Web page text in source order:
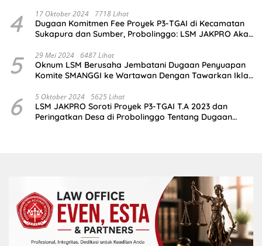
4 17 Oktober 2024 7718 Lihat
Dugaan Komitmen Fee Proyek P3-TGAI di Kecamatan
Sukapura dan Sumber, Probolinggo: LSM JAKPRO Akan
5 29 Mei 2024 6487 Lihat
Oknum LSM Berusaha Jembatani Dugaan Penyuapan
Komite SMANGGI ke Wartawan Dengan Tawarkan Iklan
6 5 Oktober 2024 5625 Lihat
LSM JAKPRO Soroti Proyek P3-TGAI T.A 2023 dan
Peringatkan Desa di Probolinggo Tentang Dugaan